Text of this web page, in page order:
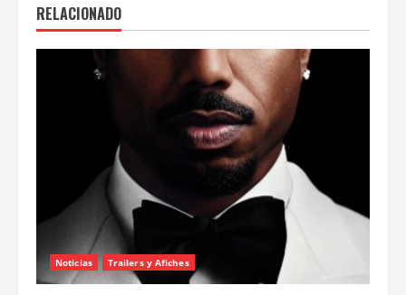
RELACIONADO
Noticias Trailers y Afiches